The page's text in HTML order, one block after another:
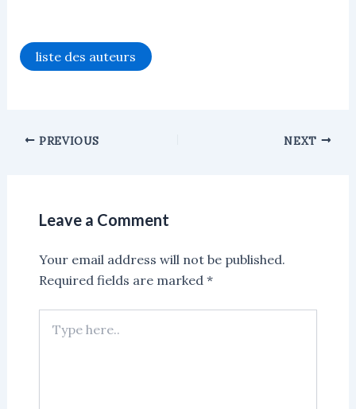
liste des auteurs
PREVIOUS NEXT
Leave a Comment
Your email address will not be published.
Required fields are marked *
here..